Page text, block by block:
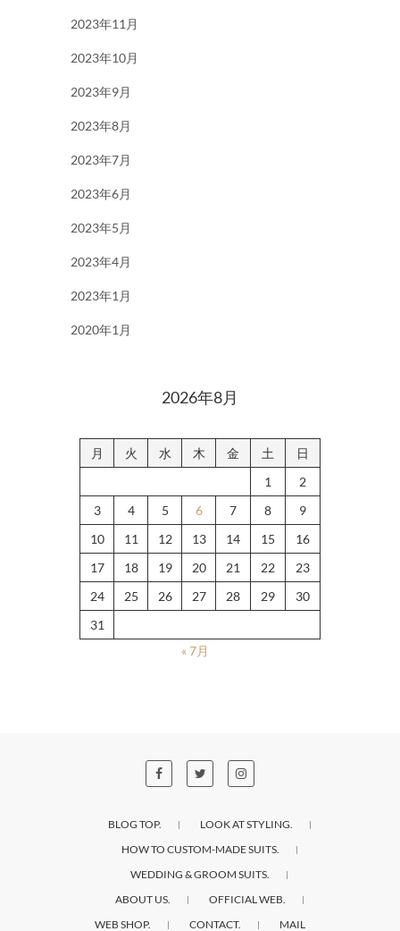
2023年11月
2023年10月
2023年9月
2023年8月
2023年7月
2023年6月
2023年5月
2023年4月
2023年1月
2020年1月
2026年8月
月 火 水 木 金 土
日
1
2
3
4 5 6 7 8
9
10
11 12 13 14 15
16
17
18 19 20 21 22
23
24
25 26 27 28 29
30
31
« 7月
BLOG TOP.
LOOK AT STYLING.
HOW TO CUSTOM-MADE SUITS.
WEDDING & GROOM SUITS.
ABOUT US.
OFFICIAL WEB.
WEB SHOP.
CONTACT. MAIL